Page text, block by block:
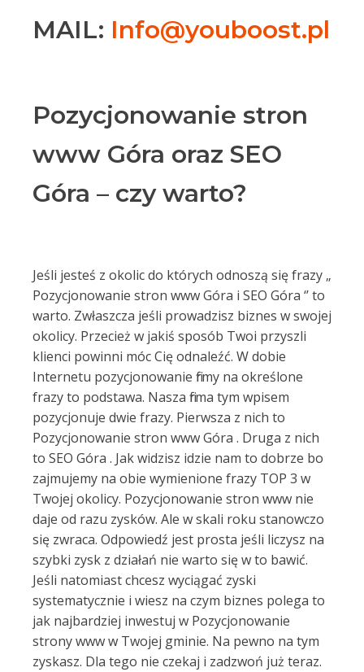
MAIL: Info@youboost.pl
Pozycjonowanie stron
www Góra oraz SEO
Góra – czy warto?
Jeśli jesteś z okolic do których odnoszą się frazy „
Pozycjonowanie stron www Góra i SEO Góra ‘’ to
warto. Zwłaszcza jeśli prowadzisz biznes w swojej
okolicy. Przecież w jakiś sposób Twoi przyszli
klienci powinni móc Cię odnaleźć. W dobie
Internetu pozycjonowanie firmy na określone
frazy to podstawa. Nasza firma tym wpisem
pozycjonuje dwie frazy. Pierwsza z nich to
Pozycjonowanie stron www Góra . Druga z nich
to SEO Góra . Jak widzisz idzie nam to dobrze bo
zajmujemy na obie wymienione frazy TOP 3 w
Twojej okolicy. Pozycjonowanie stron www nie
daje od razu zysków. Ale w skali roku stanowczo
się zwraca. Odpowiedź jest prosta jeśli liczysz na
szybki zysk z działań nie warto się w to bawić.
Jeśli natomiast chcesz wyciągać zyski
systematycznie i wiesz na czym biznes polega to
jak najbardziej inwestuj w Pozycjonowanie
strony www w Twojej gminie. Na pewno na tym
zyskasz. Dla tego nie czekaj i zadzwoń już teraz.